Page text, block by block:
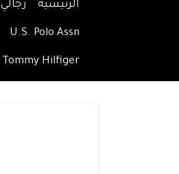
الرئيسية رجالي
U.S. Polo Assn
Tommy Hilfiger